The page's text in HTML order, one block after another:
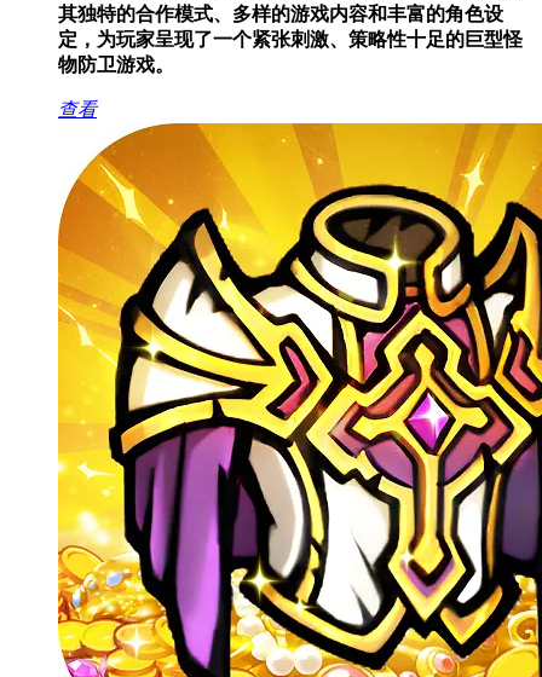
其独特的合作模式、多样的游戏内容和丰富的角色设
定，为玩家呈现了一个紧张刺激、策略性十足的巨型怪
物防卫游戏。
查看